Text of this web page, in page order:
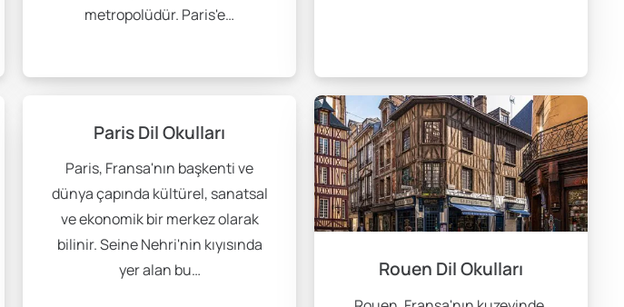
metropolüdür. Paris'e…
Paris Dil Okulları
Paris, Fransa'nın başkenti ve
dünya çapında kültürel, sanatsal
ve ekonomik bir merkez olarak
bilinir. Seine Nehri'nin kıyısında
yer alan bu…
Rouen Dil Okulları